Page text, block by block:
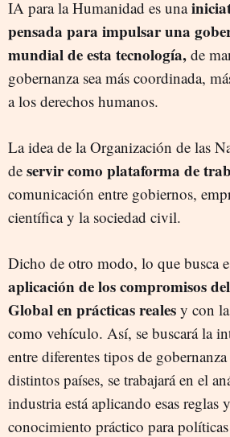
IA para la Humanidad es una
pensada para impulsar una
mundial de esta tecnología, de
gobernanza sea más coordinada,
a los derechos humanos.
La idea de la Organización de las
de servir como plataforma de
comunicación entre gobiernos,
científica y la sociedad civil.
Dicho de otro modo, lo que busca
aplicación de los compromisos
Global en prácticas reales y con
como vehículo. Así, se buscará la
entre diferentes tipos de
distintos países, se trabajará en el
industria está aplicando esas reglas
conocimiento práctico para